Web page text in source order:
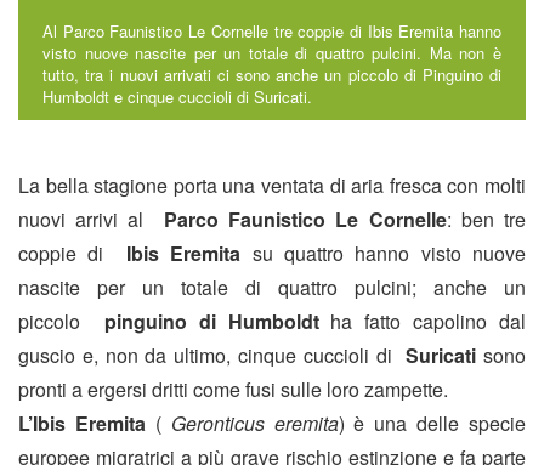
Al Parco Faunistico Le Cornelle tre coppie di Ibis Eremita hanno
visto nuove nascite per un totale di quattro pulcini. Ma non è
tutto, tra i nuovi arrivati ci sono anche un piccolo di Pinguino di
Humboldt e cinque cuccioli di Suricati.
La bella stagione porta una ventata di aria fresca con molti
nuovi arrivi al Parco Faunistico Le Cornelle: ben tre
coppie di Ibis Eremita su quattro hanno visto nuove
nascite per un totale di quattro pulcini; anche un
piccolo pinguino di Humboldtha fatto capolino dal
guscio e, non da ultimo, cinque cuccioli diSuricati sono
pronti a ergersi dritti come fusi sulle loro zampette.
L’Ibis Eremita( Geronticus eremita) è una delle specie
europee migratrici a più grave rischio estinzione e fa parte